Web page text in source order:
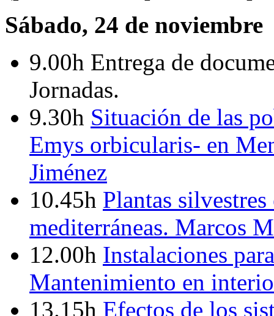
Sábado, 24 de noviembre
9.00h Entrega de
Jornadas.
9.30h Situación de las
Emys orbicularis- en
Jiménez
10.45h Plantas
mediterráneas. Marcos
12.00h Instalaciones
Mantenimiento en
13.15h Efectos de los